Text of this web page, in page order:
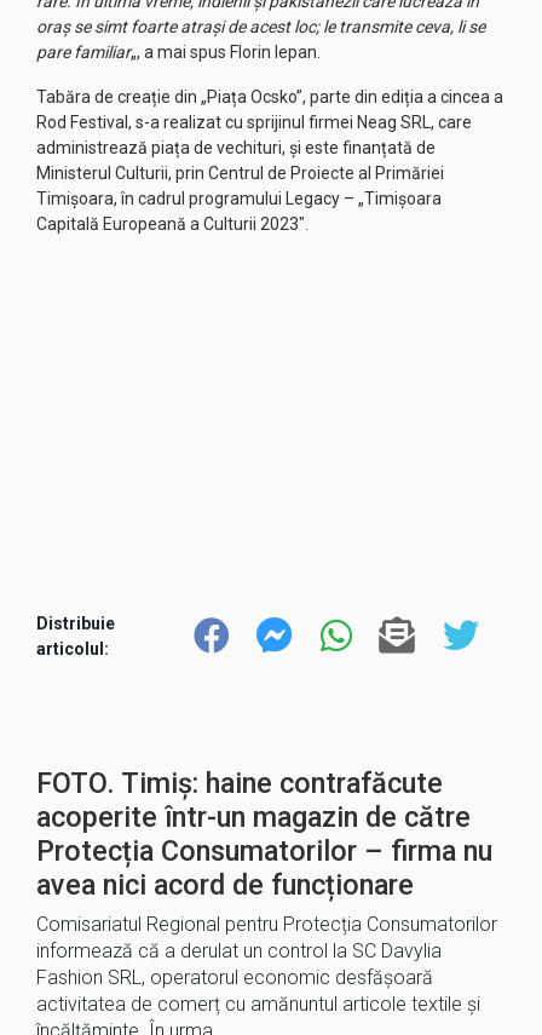
oraș se simt foarte atrași de acest loc; le transmite ceva, li se
pare familiar„, a mai spus Florin Iepan.
Tabăra de creație din „Piața Ocsko”, parte din ediția a cincea a
Rod Festival, s-a realizat cu sprijinul firmei Neag SRL, care
administrează piața de vechituri, și este finanțată de
Ministerul Culturii, prin Centrul de Proiecte al Primăriei
Timișoara, în cadrul programului Legacy – „Timișoara
Capitală Europeană a Culturii 2023″.
Distribuie
articolul:
FOTO. Timiș: haine contrafăcute
acoperite într-un magazin de către
Protecția Consumatorilor – firma nu
avea nici acord de funcționare
Comisariatul Regional pentru Protecția Consumatorilor
informează că a derulat un control la SC Davylia
Fashion SRL, operatorul economic desfășoară
activitatea de comerț cu amănuntul articole textile și